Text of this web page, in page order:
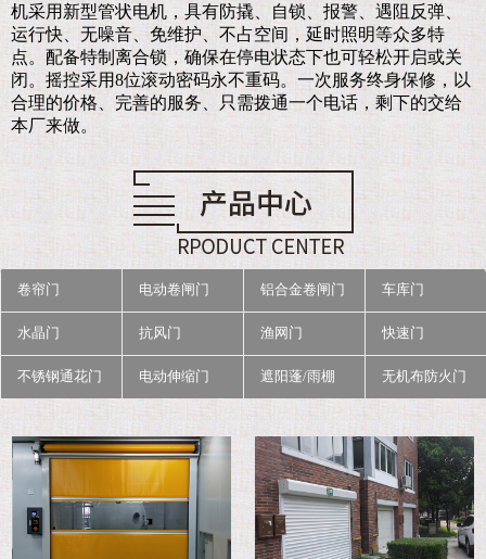
机采用新型管状电机，具有防撬、自锁、报警、遇阻反弹、
运行快、无噪音、免维护、不占空间，延时照明等众多特
点。配备特制离合锁，确保在停电状态下也可轻松开启或关
闭。摇控采用8位滚动密码永不重码。一次服务终身保修，以
合理的价格、完善的服务、只需拨通一个电话，剩下的交给
本厂来做。
卷帘门 电动卷闸门 铝合金卷闸门 车库门
水晶门 抗风门 渔网门 快速门
不锈钢通花门 电动伸缩门 遮阳蓬/雨棚 无机布防火门